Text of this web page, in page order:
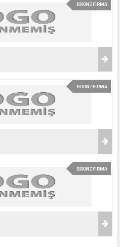
BRONZ FİRMA
BRONZ FİRMA
BRONZ FİRMA